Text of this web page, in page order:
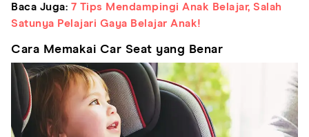
Baca Juga: 7 Tips Mendampingi Anak Belajar, Salah
Satunya Pelajari Gaya Belajar Anak!
Cara Memakai Car Seat yang Benar